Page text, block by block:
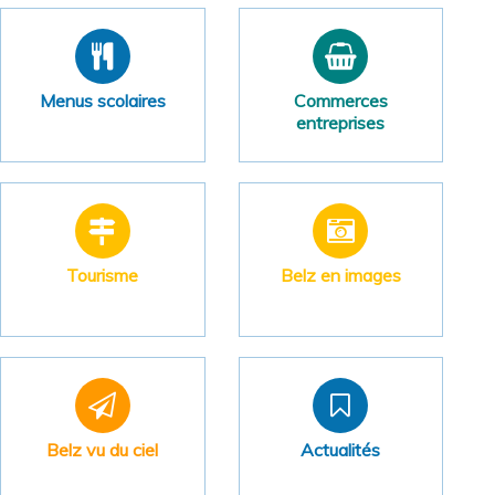
Menus scolaires
Commerces
entreprises
Tourisme Belz en images
Belz vu du ciel Actualités